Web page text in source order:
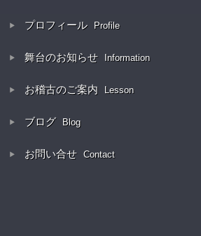
プロフィール Profile
舞台のお知らせ Information
お稽古のご案内 Lesson
ブログ Blog
お問い合せ Contact